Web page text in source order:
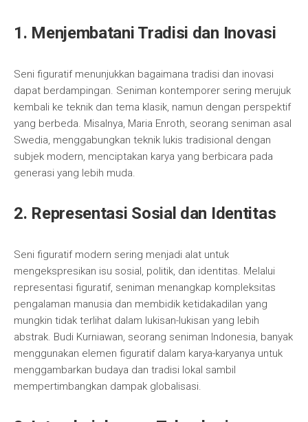
1. Menjembatani Tradisi dan Inovasi
Seni figuratif menunjukkan bagaimana tradisi dan inovasi
dapat berdampingan. Seniman kontemporer sering merujuk
kembali ke teknik dan tema klasik, namun dengan perspektif
yang berbeda. Misalnya, Maria Enroth, seorang seniman asal
Swedia, menggabungkan teknik lukis tradisional dengan
subjek modern, menciptakan karya yang berbicara pada
generasi yang lebih muda.
2. Representasi Sosial dan Identitas
Seni figuratif modern sering menjadi alat untuk
mengekspresikan isu sosial, politik, dan identitas. Melalui
representasi figuratif, seniman menangkap kompleksitas
pengalaman manusia dan membidik ketidakadilan yang
mungkin tidak terlihat dalam lukisan-lukisan yang lebih
abstrak. Budi Kurniawan, seorang seniman Indonesia, banyak
menggunakan elemen figuratif dalam karya-karyanya untuk
menggambarkan budaya dan tradisi lokal sambil
mempertimbangkan dampak globalisasi.